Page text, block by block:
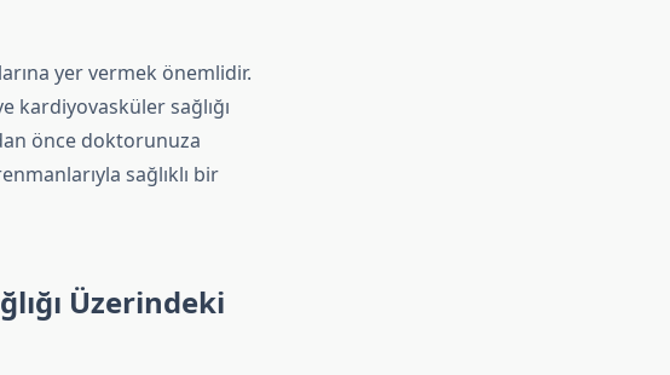
yer vermek önemlidir.
kardiyovasküler sağlığı
önce doktorunuza
sağlıklı bir
Üzerindeki